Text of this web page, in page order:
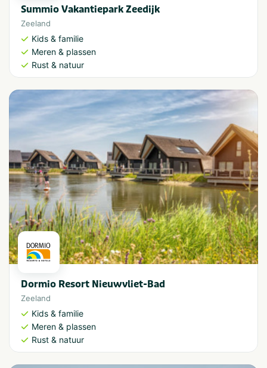
Summio Vakantiepark Zeedijk
Zeeland
Kids & familie
Meren & plassen
Rust & natuur
Dormio Resort Nieuwvliet-Bad
Zeeland
Kids & familie
Meren & plassen
Rust & natuur